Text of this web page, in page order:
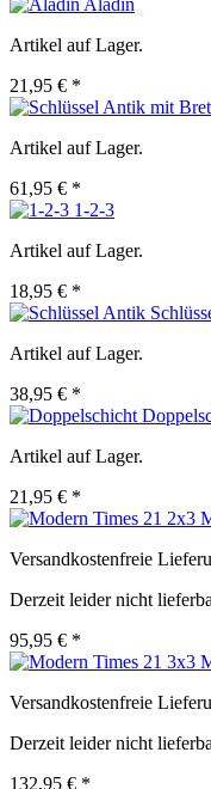
Aladin
Artikel auf Lager.
21,95 € *
Artikel auf Lager.
61,95 € *
1-2-3
Artikel auf Lager.
18,95 € *
Artikel auf Lager.
38,95 € *
Artikel auf Lager.
21,95 € *
Versandkostenfreie
Derzeit leider nicht
95,95 € *
Versandkostenfreie
Derzeit leider nicht
132,95 € *